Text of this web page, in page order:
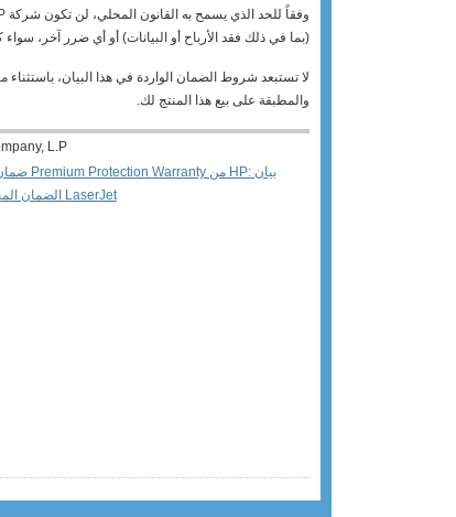
(بما في ذلك فقد الأرباح أو البيانات) أو أي ضرر آخر،
لا تستبعد شروط الضمان الواردة في هذا البيان، باستثناء
والمطبقة على بيع هذا المنتج لك.
L.P‬
الضمان المحدود لخرطوشة طباعة LaserJet